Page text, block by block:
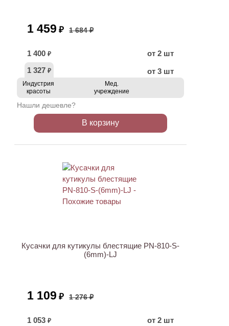
1 459 ₽ 1 684 ₽
1 400 ₽
от 2 шт
1 327 ₽ от 3 шт
Индустрия
красоты
Мед.
учреждение
Нашли дешевле?
В корзину
Кусачки для кутикулы блестящие PN-810-S-
(6mm)-LJ
1 109 ₽ 1 276 ₽
1 053 ₽ от 2 шт